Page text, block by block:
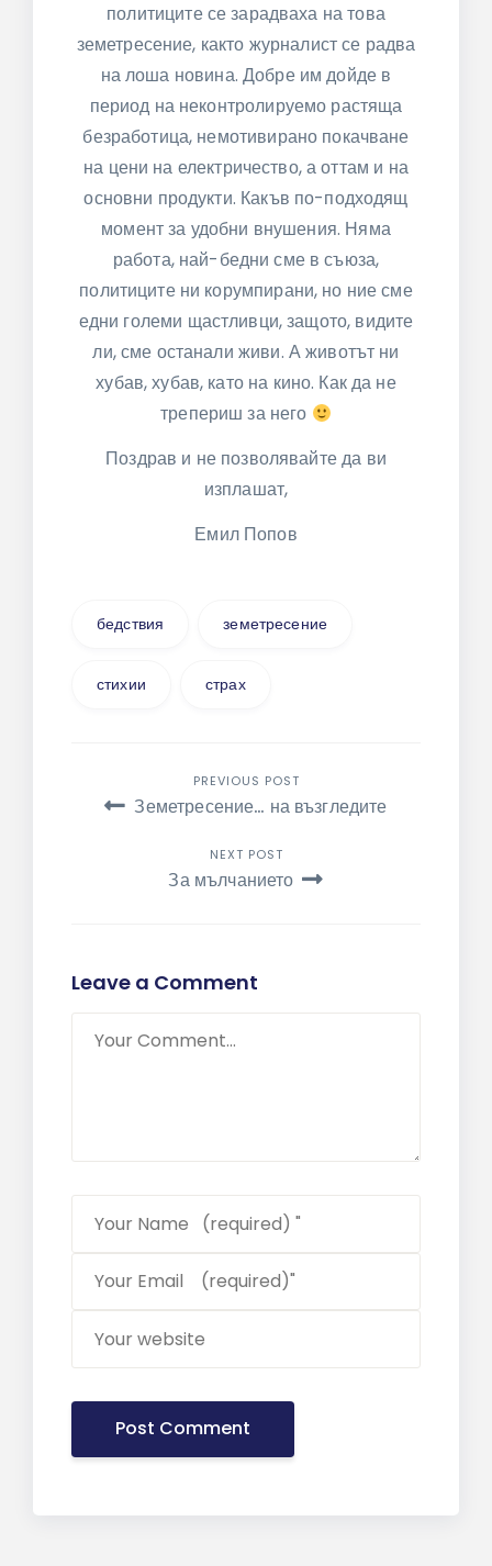
политиците се зарадваха на това
земетресение, както журналист се радва
на лоша новина. Добре им дойде в
период на неконтролируемо растяща
безработица, немотивирано покачване
на цени на електричество, а оттам и на
основни продукти. Какъв по-подходящ
момент за удобни внушения. Няма
работа, най-бедни сме в съюза,
политиците ни корумпирани, но ние сме
едни големи щастливци, защото, видите
ли, сме останали живи. А животът ни
хубав, хубав, като на кино. Как да не
трепериш за него
Поздрав и не позволявайте да ви
изплашат,
Емил Попов
бедствия земетресение
стихии страх
Навигация
PREVIOUS POST
Земетресение… на възгледите
NEXT POST
За мълчанието
Leave a Comment